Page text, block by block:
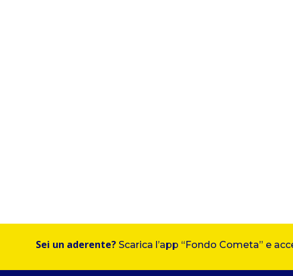
Sei un aderente? Scarica l’app “Fondo Cometa” e